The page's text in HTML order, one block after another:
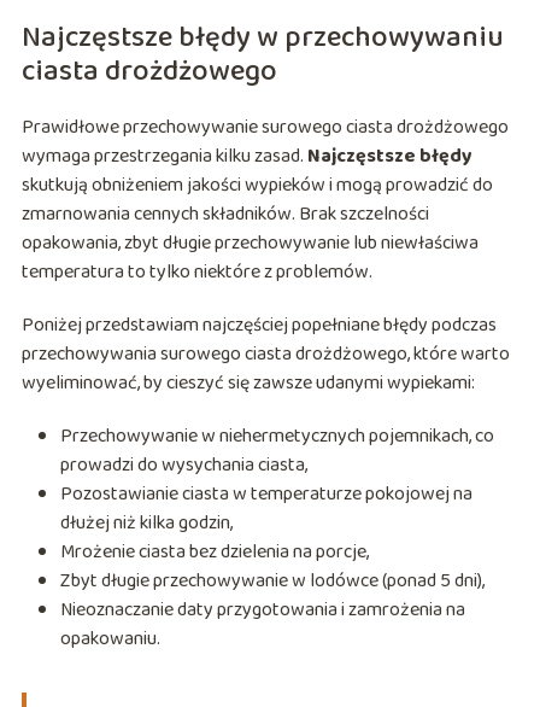
Najczęstsze błędy w przechowywaniu
ciasta drożdżowego
Prawidłowe przechowywanie surowego ciasta drożdżowego
wymaga przestrzegania kilku zasad. Najczęstsze błędy
skutkują obniżeniem jakości wypieków i mogą prowadzić do
zmarnowania cennych składników. Brak szczelności
opakowania, zbyt długie przechowywanie lub niewłaściwa
temperatura to tylko niektóre z problemów.
Poniżej przedstawiam najczęściej popełniane błędy podczas
przechowywania surowego ciasta drożdżowego, które warto
wyeliminować, by cieszyć się zawsze udanymi wypiekami:
Przechowywanie w niehermetycznych pojemnikach, co
prowadzi do wysychania ciasta,
Pozostawianie ciasta w temperaturze pokojowej na
dłużej niż kilka godzin,
Mrożenie ciasta bez dzielenia na porcje,
Zbyt długie przechowywanie w lodówce (ponad 5 dni),
Nieoznaczanie daty przygotowania i zamrożenia na
opakowaniu.